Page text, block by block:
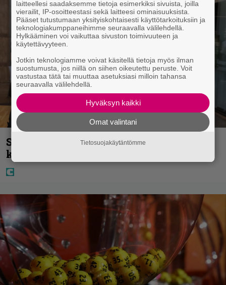
Sara ja Mikko Parikka etsivät uutta
kotia – ”Seuraavaan kotiin tämmöinen”
laitteellesi saadaksemme tietoja esimerkiksi sivuista, joilla
vierailit, IP-osoitteestasi sekä laitteesi ominaisuuksista.
Pääset tutustumaan yksityiskohtaisesti käyttötarkoituksiin ja
teknologiakumppaneihimme seuraavalla välilehdellä.
Hylkääminen voi vaikuttaa sivuston toimivuuteen ja
käytettävyyteen.
Jotkin teknologiamme voivat käsitellä tietoja myös ilman
suostumusta, jos niillä on siihen oikeutettu peruste. Voit
vastustaa tätä tai muuttaa asetuksiasi milloin tahansa
seuraavalla välilehdellä.
Hyväksyn kaikki
Omat valintani
Tietosuojakäytäntömme